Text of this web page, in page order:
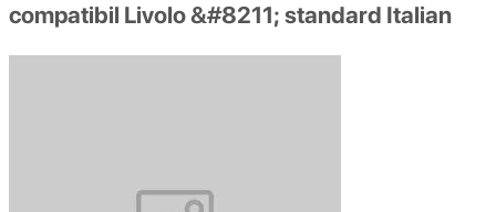
compatibil Livolo &#8211; standard Italian